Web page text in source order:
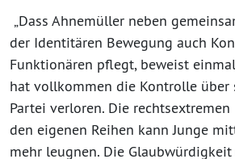
„Dass Ahnemüller neben
der Identitären Bewegung auch
Funktionären pflegt, beweist
hat vollkommen die Kontrolle über
Partei verloren. Die
den eigenen Reihen kann Junge
mehr leugnen. Die